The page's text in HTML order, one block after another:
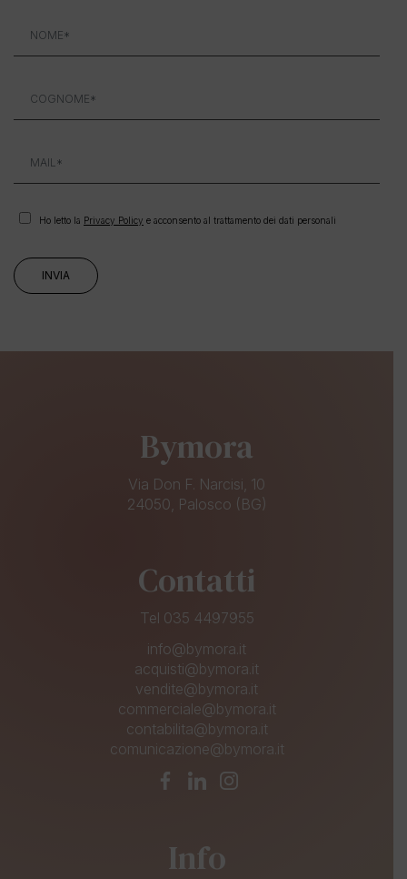
Ho letto la Privacy Policy e acconsento al trattamento dei dati personali
Bymora
Via Don F. Narcisi, 10
24050, Palosco (BG)
Contatti
Tel 035 4497955
info@bymora.it
acquisti@bymora.it
vendite@bymora.it
commerciale@bymora.it
contabilita@bymora.it
comunicazione@bymora.it
Info